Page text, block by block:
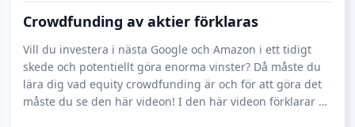
Crowdfunding av aktier förklaras
Vill du investera i nästa Google och Amazon i ett tidigt
skede och potentiellt göra enorma vinster? Då måste du
lära dig vad equity crowdfunding är och för att göra det
måste du se den här videon! I den här videon förklarar vi